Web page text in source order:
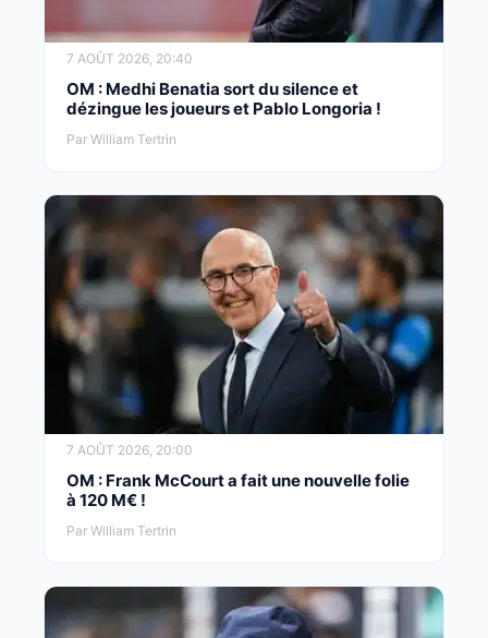
7 AOÛT 2026, 20:40
OM : Medhi Benatia sort du silence et
dézingue les joueurs et Pablo Longoria !
Par William Tertrin
7 AOÛT 2026, 20:00
OM : Frank McCourt a fait une nouvelle folie
à 120 M€ !
Par William Tertrin